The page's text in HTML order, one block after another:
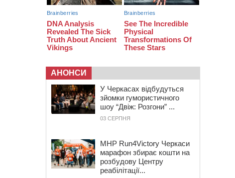
АНОНСИ
У Черкасах відбудуться
зйомки гумористичного
шоу “Двіж: Розгони” ...
03 СЕРПНЯ
MHP Run4Victory Черкаси
марафон збирає кошти на
розбудову Центру
реабілітації...